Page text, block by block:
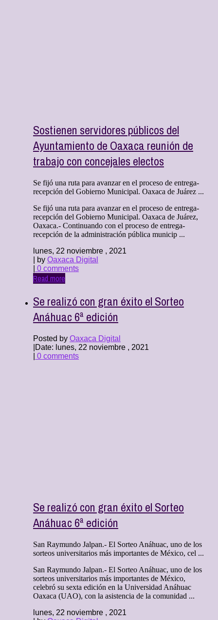
Sostienen servidores públicos del
Ayuntamiento de Oaxaca reunión de
trabajo con concejales electos
Se fijó una ruta para avanzar en el proceso de entrega-
recepción del Gobierno Municipal. Oaxaca de Juárez ...
Se fijó una ruta para avanzar en el proceso de entrega-
recepción del Gobierno Municipal. Oaxaca de Juárez,
Oaxaca.- Continuando con el proceso de entrega-
recepción de la administración pública municip ...
lunes, 22 noviembre , 2021
| by Oaxaca Digital
0 comments
Read more
Se realizó con gran éxito el Sorteo
Anáhuac 6ª edición
Posted by Oaxaca Digital
Date: lunes, 22 noviembre , 2021
0 comments
Se realizó con gran éxito el Sorteo
Anáhuac 6ª edición
San Raymundo Jalpan.- El Sorteo Anáhuac, uno de los
sorteos universitarios más importantes de México, cel ...
San Raymundo Jalpan.- El Sorteo Anáhuac, uno de los
sorteos universitarios más importantes de México,
celebró su sexta edición en la Universidad Anáhuac
Oaxaca (UAO), con la asistencia de la comunidad ...
lunes, 22 noviembre , 2021